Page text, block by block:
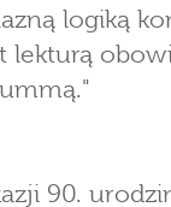
logiką
lekturą
90.